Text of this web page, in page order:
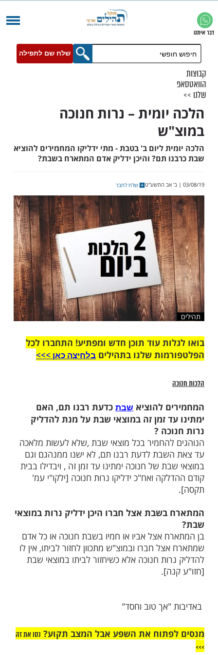
שלח שם לתפילה
– נרות חנוכה
ליום ב' בטבת - מתי ידליקו המחמירים להוציא
תם? והיכן ידליק אדם המתארח בשבת?
שלח לחבר
עוד תוכן חדש ומפתיע! התחברו לכל
שלנו בתהיליםבלחיצה כאן >>>​
להוציאשבת כדעת רבנו תם, האם
זמן זה במוצאי שבת על מנת להדליק
?
להחמיר בכל מוצאי שבת ,שלא לעשות מלאכה
לדעת רבנו תם, לא ישנו ממנהגם וגם
של חנוכה ימתינו עד זמן זה , ויבדילו בבית
אצל חברו היכן ידליק נרות במוצאי